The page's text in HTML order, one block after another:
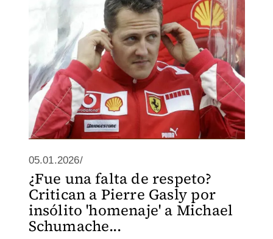
05.01.2026/
¿Fue una falta de respeto?
Critican a Pierre Gasly por
insólito 'homenaje' a Michael
Schumache...